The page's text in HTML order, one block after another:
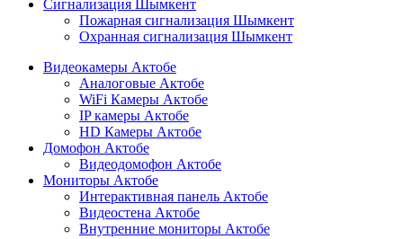
Сигнализация Шымкент
Пожарная сигнализация Шымкент
Охранная сигнализация Шымкент
Видеокамеры Актобе
Аналоговые Актобе
WiFi Камеры Актобе
IP камеры Актобе
HD Камеры Актобе
Домофон Актобе
Видеодомофон Актобе
Мониторы Актобе
Интерактивная панель Актобе
Видеостена Актобе
Внутренние мониторы Актобе